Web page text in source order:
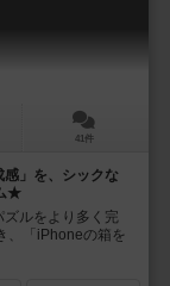
41件
感」を、シックな
★
ルをより多く完
、「iPhoneの箱を